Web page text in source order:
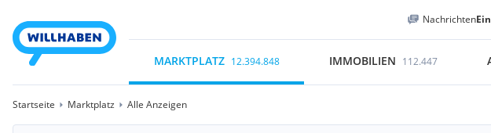
Nachrichten
MARKTPLATZ 12.394.848 IMMOBILIEN 112.447
Startseite Marktplatz Alle Anzeigen